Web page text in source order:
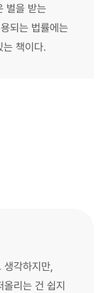
벌을 받는
되는 법률에는
는 책이다.
생각하지만,
올리는 건 쉽지